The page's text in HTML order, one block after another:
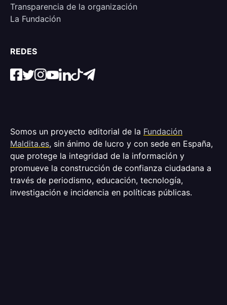
Transparencia de la organización
La Fundación
REDES
Somos un proyecto editorial de la Fundación
Maldita.es, sin ánimo de lucro y con sede en España,
que protege la integridad de la información y
promueve la construcción de confianza ciudadana a
través de periodismo, educación, tecnología,
investigación e incidencia en políticas públicas.